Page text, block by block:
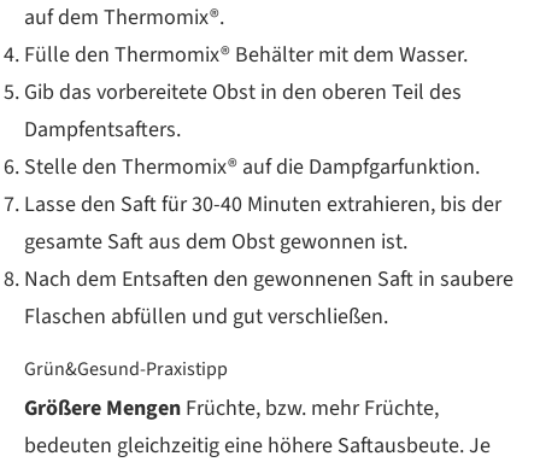
auf dem Thermomix®.
Fülle den Thermomix® Behälter mit dem Wasser.
Gib das vorbereitete Obst in den oberen Teil des
Dampfentsafters.
Stelle den Thermomix® auf die Dampfgarfunktion.
Lasse den Saft für 30-40 Minuten extrahieren, bis der
gesamte Saft aus dem Obst gewonnen ist.
Nach dem Entsaften den gewonnenen Saft in saubere
Flaschen abfüllen und gut verschließen.
Grün&Gesund-Praxistipp
Größere Mengen Früchte, bzw. mehr Früchte,
bedeuten gleichzeitig eine höhere Saftausbeute. Je